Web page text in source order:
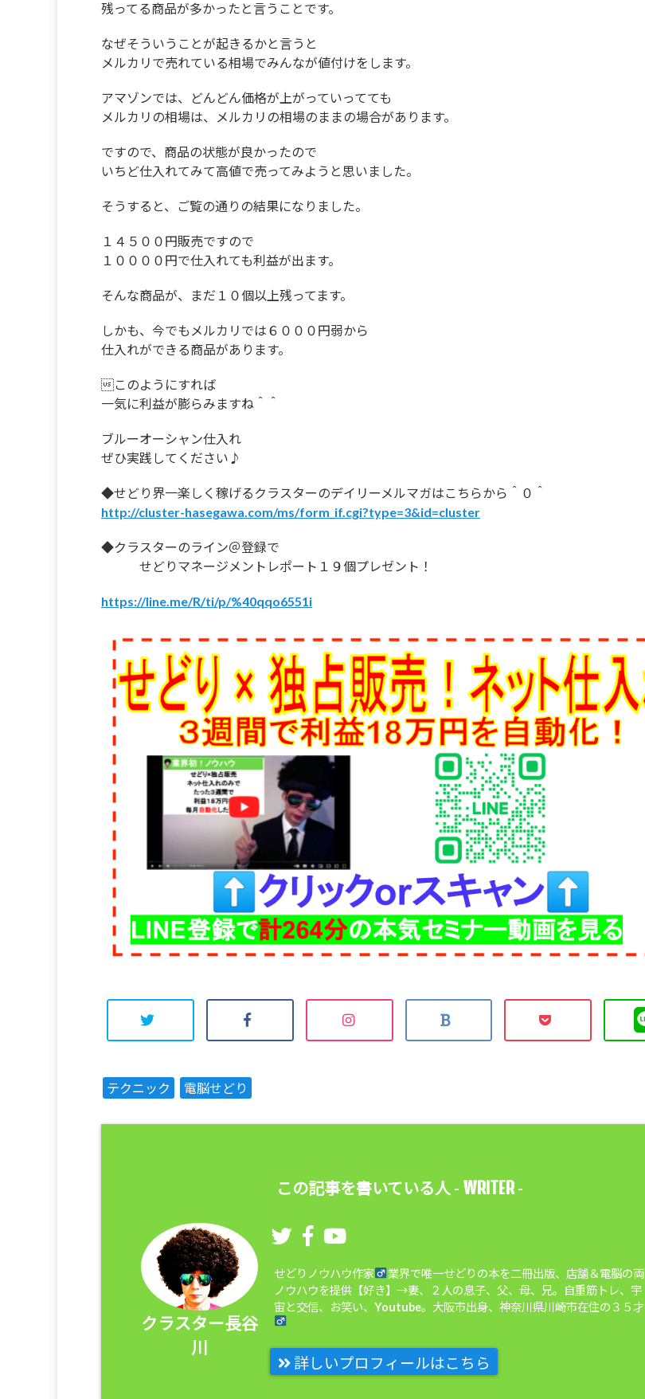
残ってる商品が多かったと言うことです。
なぜそういうことが起きるかと言うと
メルカリで売れている相場でみんなが値付けをします。
アマゾンでは、どんどん価格が上がっていってても
メルカリの相場は、メルカリの相場のままの場合があります。
ですので、商品の状態が良かったので
いちど仕入れてみて高値で売ってみようと思いました。
そうすると、ご覧の通りの結果になりました。
１４５００円販売ですので
１００００円で仕入れても利益が出ます。
そんな商品が、まだ１０個以上残ってます。
しかも、今でもメルカリでは６０００円弱から
仕入れができる商品があります。
このようにすれば
一気に利益が膨らみますね＾＾
ブルーオーシャン仕入れ
ぜひ実践してください♪
◆せどり界一楽しく稼げるクラスターのデイリーメルマガはこちらから＾０＾
http://cluster-hasegawa.com/ms/form_if.cgi?type=3&id=cluster
◆クラスターのライン＠登録で
せどりマネージメントレポート１９個プレゼント！
https://line.me/R/ti/p/%40qqo6551i
テクニック 電脳せどり
この記事を書いている人 - WRITER-
クラスター長谷
川
せどりノウハウ作家
業界で唯一せどりの本を二冊出版、店舗＆電脳の両
ノウハウを提供【好き】→妻、２人の息子、父、母、兄。自重筋トレ、宇
宙と交信、お笑い、Youtube。大阪市出身、神奈川県川崎市在住の３５才
詳しいプロフィールはこちら